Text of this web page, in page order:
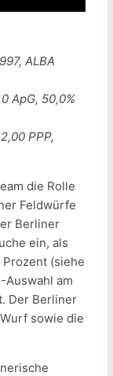
ALBA
ApG, 50,0%
PPP,
die Rolle
Feldwürfe
Berliner
ein, als
(siehe
Auswahl am
Der Berliner
sowie die